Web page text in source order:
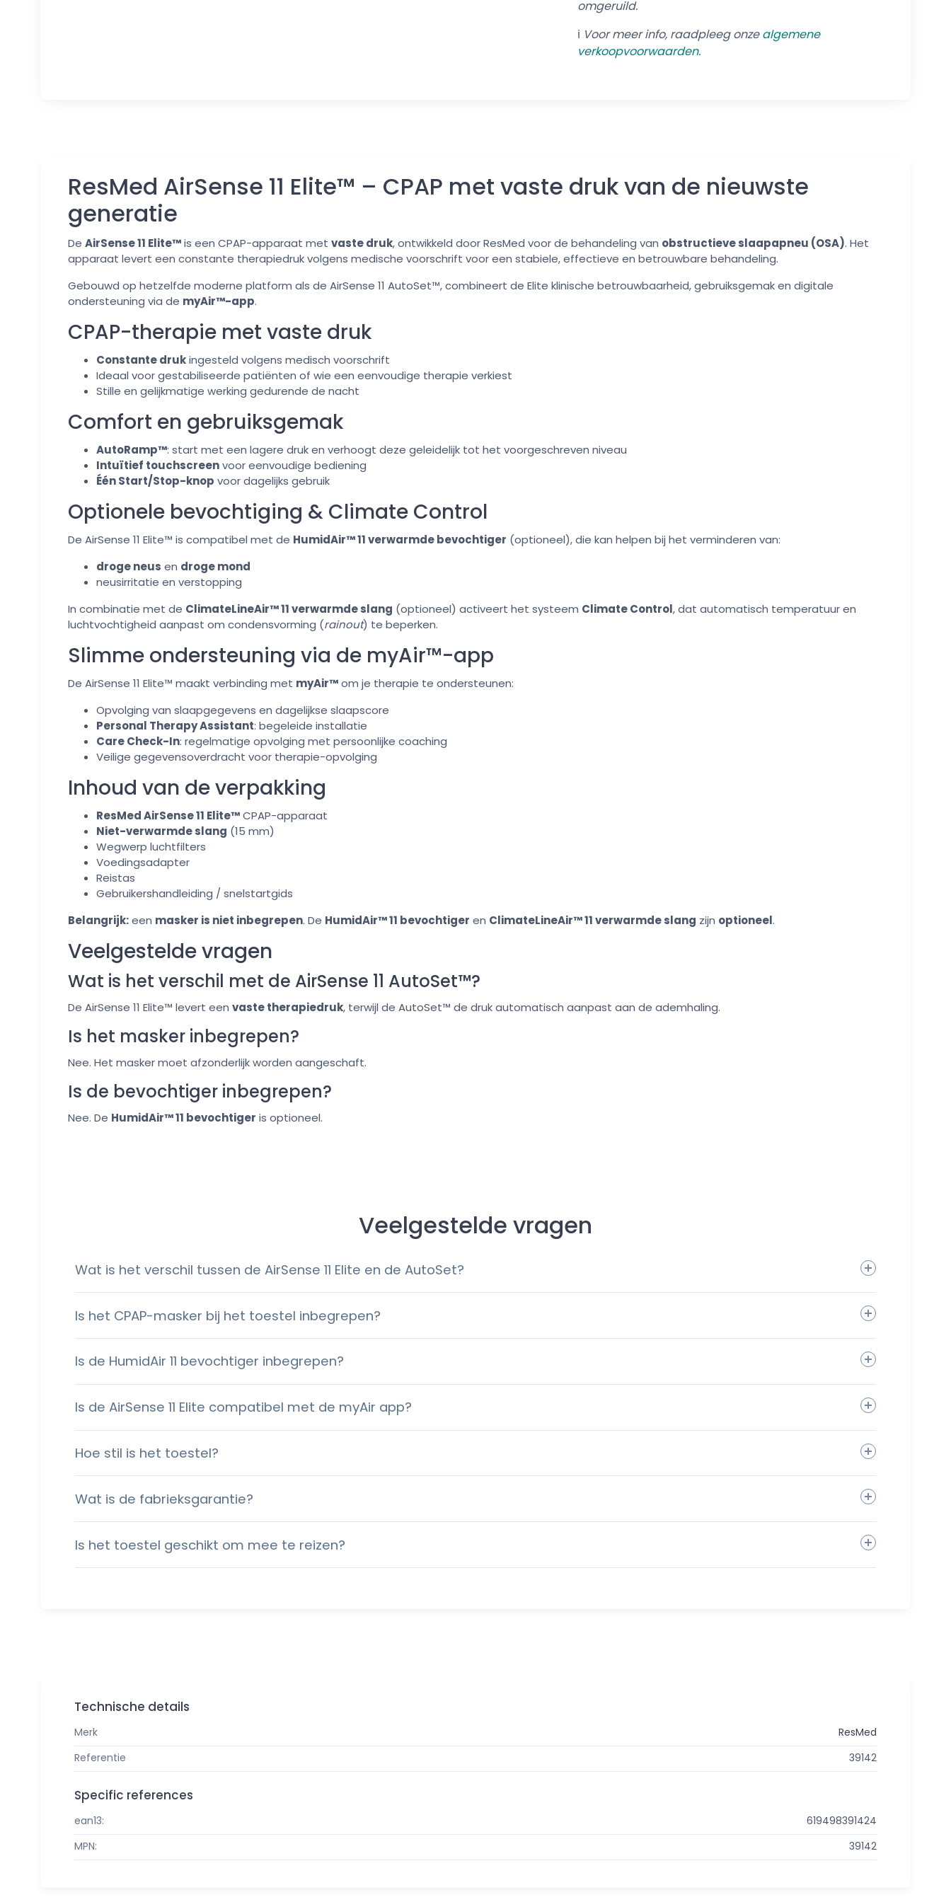
omgeruild.
ℹ️ Voor meer info, raadpleeg onze algemene
verkoopvoorwaarden.
ResMed AirSense 11 Elite™ – CPAP met vaste druk van de nieuwste
generatie
De AirSense 11 Elite™is een CPAP-apparaat met vaste druk, ontwikkeld door ResMed voor de behandeling van obstructieve slaapapneu (OSA). Het
apparaat levert een constante therapiedruk volgens medische voorschrift voor een stabiele, effectieve en betrouwbare behandeling.
Gebouwd op hetzelfde moderne platform als de AirSense 11 AutoSet™, combineert de Elite klinische betrouwbaarheid, gebruiksgemak en digitale
ondersteuning via de myAir™-app.
CPAP-therapie met vaste druk
Constante drukingesteld volgens medisch voorschrift
Ideaal voor gestabiliseerde patiënten of wie een eenvoudige therapie verkiest
Stille en gelijkmatige werking gedurende de nacht
Comfort en gebruiksgemak
AutoRamp™: start met een lagere druk en verhoogt deze geleidelijk tot het voorgeschreven niveau
Intuïtief touchscreenvoor eenvoudige bediening
Één Start/Stop-knop voor dagelijks gebruik
Optionele bevochtiging & Climate Control
De AirSense 11 Elite™ is compatibel met de HumidAir™ 11 verwarmde bevochtiger (optioneel), die kan helpen bij het verminderen van:
droge neus en droge mond
neusirritatie en verstopping
In combinatie met de ClimateLineAir™ 11 verwarmde slang (optioneel) activeert het systeem Climate Control, dat automatisch temperatuur en
luchtvochtigheid aanpast om condensvorming (rainout) te beperken.
Slimme ondersteuning via de myAir™-app
De AirSense 11 Elite™ maakt verbinding met myAir™om je therapie te ondersteunen:
Opvolging van slaapgegevens en dagelijkse slaapscore
Personal Therapy Assistant: begeleide installatie
Care Check-In: regelmatige opvolging met persoonlijke coaching
Veilige gegevensoverdracht voor therapie-opvolging
Inhoud van de verpakking
ResMed AirSense 11 Elite™CPAP-apparaat
Niet-verwarmde slang (15 mm)
Wegwerp luchtfilters
Voedingsadapter
Reistas
Gebruikershandleiding / snelstartgids
Belangrijk:een masker is niet inbegrepen. De HumidAir™ 11 bevochtiger en ClimateLineAir™ 11 verwarmde slang zijn optioneel.
Veelgestelde vragen
Wat is het verschil met de AirSense 11 AutoSet™?
De AirSense 11 Elite™ levert een vaste therapiedruk, terwijl de AutoSet™ de druk automatisch aanpast aan de ademhaling.
Is het masker inbegrepen?
Nee. Het masker moet afzonderlijk worden aangeschaft.
Is de bevochtiger inbegrepen?
Nee. De HumidAir™ 11 bevochtiger is optioneel.
Veelgestelde vragen
Wat is het verschil tussen de AirSense 11 Elite en de AutoSet?
Is het CPAP-masker bij het toestel inbegrepen?
Is de HumidAir 11 bevochtiger inbegrepen?
Is de AirSense 11 Elite compatibel met de myAir app?
Hoe stil is het toestel?
Wat is de fabrieksgarantie?
Is het toestel geschikt om mee te reizen?
Technische details
Merk
ResMed
Referentie
39142
Specific references
ean13:
619498391424
MPN:
39142